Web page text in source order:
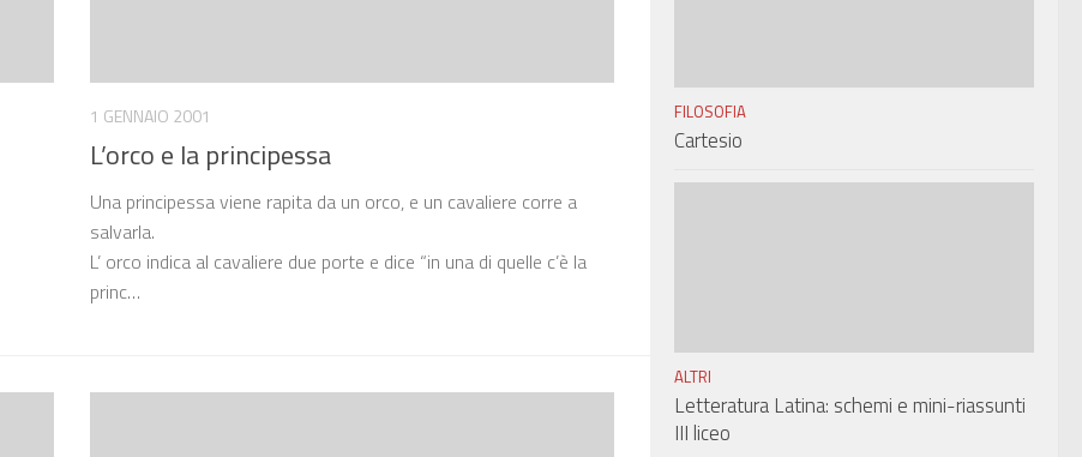
1 GENNAIO 2001
L’orco e la principessa
Una principessa viene rapita da un orco, e un cavaliere corre a
salvarla.
L’ orco indica al cavaliere due porte e dice “in una di quelle c’è la
princ…
FILOSOFIA
Cartesio
ALTRI
Letteratura Latina: schemi e mini-riassunti
III liceo